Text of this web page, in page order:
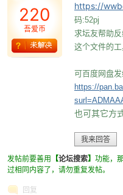
破
220
吾爱币
https://
码:52pj
求坛友帮助
这个文件的
可百度网盘
https://
也可其它方
我来回答
发帖前要善用 【论坛搜索】 功能，
过相同内容了，请勿重复发帖。
回复